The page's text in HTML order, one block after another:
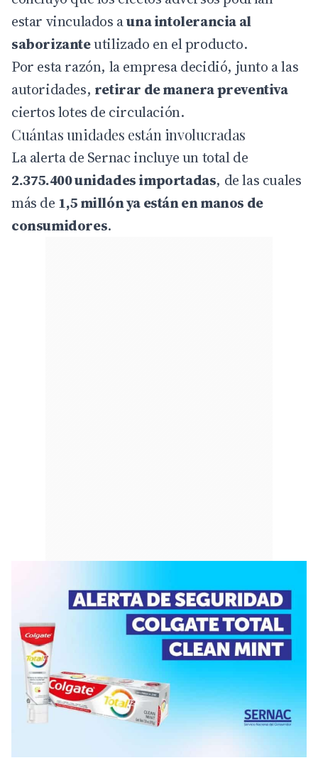
estar vinculados auna intolerancia al
saborizanteutilizado en el producto.
Por esta razón, la empresa decidió, junto a las
autoridades, retirar de manera preventiva
ciertos lotes de circulación.
Cuántas unidades están involucradas
La alerta de Sernac incluye un total de
2.375.400 unidades importadas, de las cuales
más de 1,5 millón ya están en manos de
consumidores.